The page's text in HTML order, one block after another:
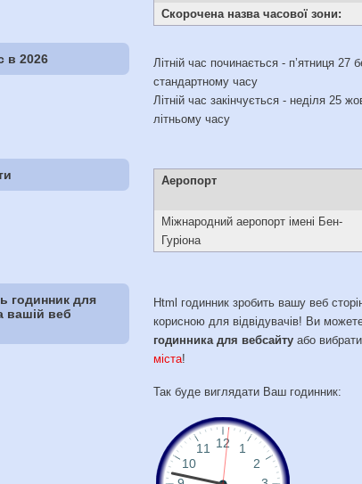
Скорочена назва часової зони:
в 2026
Літній час починається - п’ятниця
стандартному часу
Літній час закінчується - неділя 25
літньому часу
Аеропорт
Міжнародний аеропорт імені Бен-
Гуріона
годинник для
вашій веб
Html годинник зробить вашу веб
корисною для відвідувачів! Ви
годинника для вебсайту або
міста!
Так буде виглядати Ваш годинник: